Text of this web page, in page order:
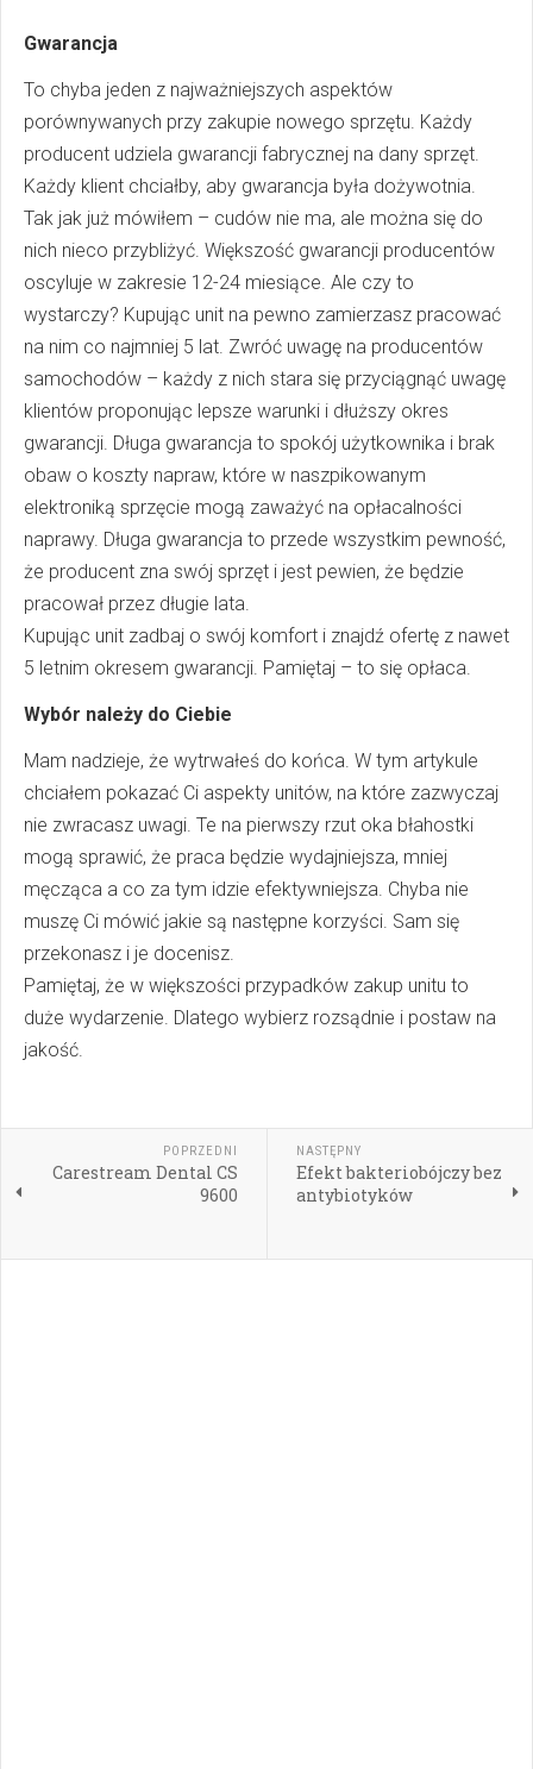
Gwarancja
To chyba jeden z najważniejszych aspektów
porównywanych przy zakupie nowego sprzętu. Każdy
producent udziela gwarancji fabrycznej na dany sprzęt.
Każdy klient chciałby, aby gwarancja była dożywotnia.
Tak jak już mówiłem – cudów nie ma, ale można się do
nich nieco przybliżyć. Większość gwarancji producentów
oscyluje w zakresie 12-24 miesiące. Ale czy to
wystarczy? Kupując unit na pewno zamierzasz pracować
na nim co najmniej 5 lat. Zwróć uwagę na producentów
samochodów – każdy z nich stara się przyciągnąć uwagę
klientów proponując lepsze warunki i dłuższy okres
gwarancji. Długa gwarancja to spokój użytkownika i brak
obaw o koszty napraw, które w naszpikowanym
elektroniką sprzęcie mogą zaważyć na opłacalności
naprawy. Długa gwarancja to przede wszystkim pewność,
że producent zna swój sprzęt i jest pewien, że będzie
pracował przez długie lata.
Kupując unit zadbaj o swój komfort i znajdź ofertę z nawet
5 letnim okresem gwarancji. Pamiętaj – to się opłaca.
Wybór należy do Ciebie
Mam nadzieje, że wytrwałeś do końca. W tym artykule
chciałem pokazać Ci aspekty unitów, na które zazwyczaj
nie zwracasz uwagi. Te na pierwszy rzut oka błahostki
mogą sprawić, że praca będzie wydajniejsza, mniej
męcząca a co za tym idzie efektywniejsza. Chyba nie
muszę Ci mówić jakie są następne korzyści. Sam się
przekonasz i je docenisz.
Pamiętaj, że w większości przypadków zakup unitu to
duże wydarzenie. Dlatego wybierz rozsądnie i postaw na
jakość.
POPRZEDNI
Carestream Dental CS
9600
NASTĘPNY
Efekt bakteriobójczy bez
antybiotyków